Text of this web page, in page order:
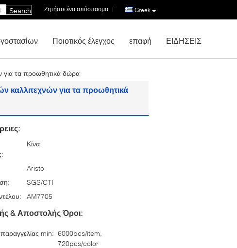
Greek
Ζητήστε ένα απόσπασμα |
Search
Ποιοτικός έλεγχος επαφή ΕΙΔΗΣΕΙΣ
για τα προωθητικά δώρα
καλλιτεχνών για τα προωθητικά
Κίνα
Aristo
SGS/CTI
AM7705
& Αποστολής Όροι:
min: 6000pcs/item,
720pcs/color